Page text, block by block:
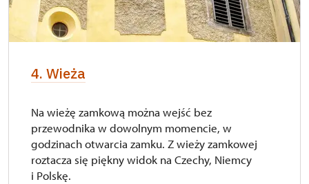
4. Wieża
Na wieżę zamkową można wejść bez
przewodnika w dowolnym momencie, w
godzinach otwarcia zamku. Z wieży zamkowej
roztacza się piękny widok na Czechy, Niemcy
i Polskę.